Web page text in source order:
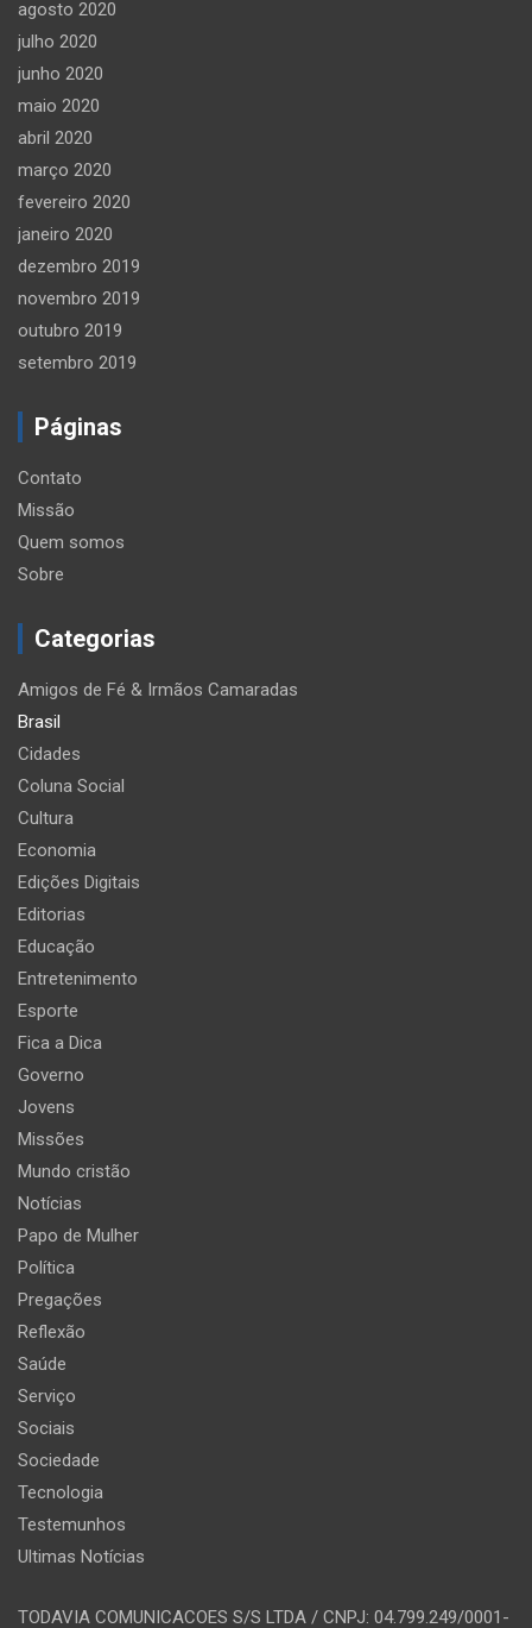
agosto 2020
julho 2020
junho 2020
maio 2020
abril 2020
março 2020
fevereiro 2020
janeiro 2020
dezembro 2019
novembro 2019
outubro 2019
setembro 2019
Páginas
Contato
Missão
Quem somos
Sobre
Categorias
Amigos de Fé & Irmãos Camaradas
Brasil
Cidades
Coluna Social
Cultura
Economia
Edições Digitais
Editorias
Educação
Entretenimento
Esporte
Fica a Dica
Governo
Jovens
Missões
Mundo cristão
Notícias
Papo de Mulher
Política
Pregações
Reflexão
Saúde
Serviço
Sociais
Sociedade
Tecnologia
Testemunhos
Ultimas Notícias
TODAVIA COMUNICACOES S/S LTDA / CNPJ: 04.799.249/0001-